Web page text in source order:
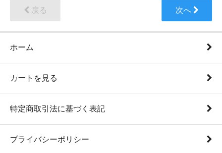
戻る 次へ
ホーム
カートを見る
特定商取引法に基づく表記
プライバシーポリシー